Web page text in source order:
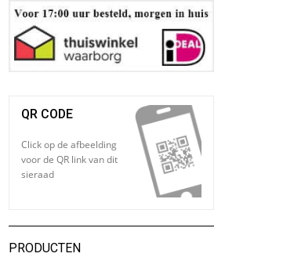
QR CODE
Click op de afbeelding
voor de QR link van dit
sieraad
PRODUCTEN